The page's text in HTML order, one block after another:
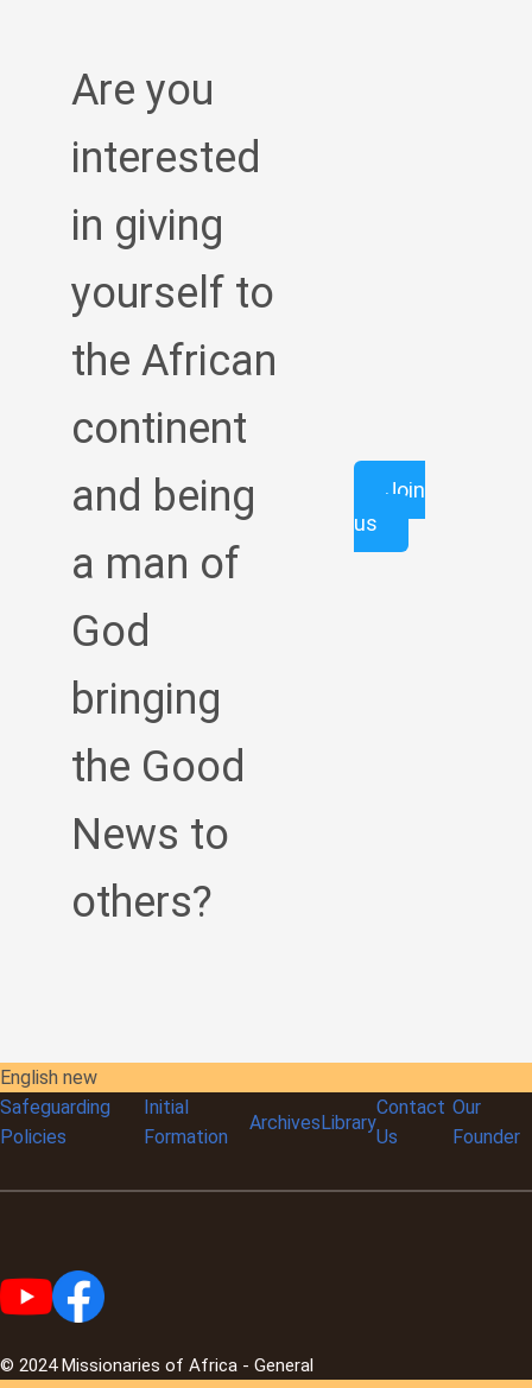
Are you
interested
in giving
yourself to
the African
continent
and being
a man of
God
bringing
the Good
News to
others?
Join
us
English new
Safeguarding
Policies
Initial
Formation
ArchivesLibrary
Contact
Us
Our
Founder
© 2024 Missionaries of Africa - General